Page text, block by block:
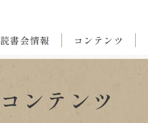
読書会情報 コンテンツ
コンテンツ